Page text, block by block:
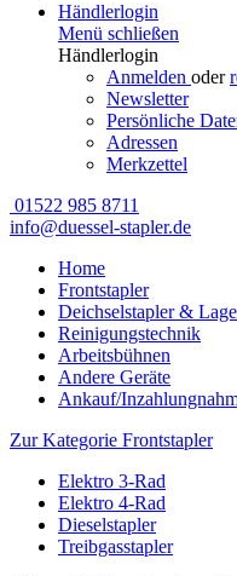
Händlerlogin
Menü schließen
Händlerlogin
Anmelden oder
Newsletter
Persönliche
Adressen
Merkzettel
01522 985 8711
info@duessel-stapler.de
Home
Frontstapler
Deichselstapler &
Reinigungstechnik
Arbeitsbühnen
Andere Geräte
Ankauf/
Zur Kategorie Frontstapler
Elektro 3-Rad
Elektro 4-Rad
Dieselstapler
Treibgasstapler